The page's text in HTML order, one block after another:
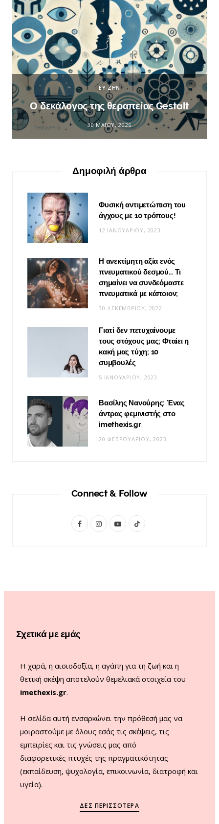
ΕΥ ΖΗΝ
Ο δεκάλογος της θεραπείας Gestalt
30 ΜΑΪ́ΟΥ, 2026
Δημοφιλή άρθρα
Φυσική αντιμετώπιση του
άγχους με 10 τρόπους!
12 ΙΑΝΟΥΑΡΊΟΥ, 2023
Η ανεκτίμητη αξία ενός
πνευματικού δεσμού… Τι
σημαίνει να συνδεόμαστε
πνευματικά με κάποιον;
30 ΔΕΚΕΜΒΡΊΟΥ, 2022
Γιατί δεν πετυχαίνουμε
τους στόχους μας; Φταίει η
κακή μας τύχη; 10
συμβουλές
5 ΙΑΝΟΥΑΡΊΟΥ, 2023
Βασίλης Νανούρης: Ένας
άντρας φεμινιστής στο
imethexis.gr
20 ΦΕΒΡΟΥΑΡΊΟΥ, 2023
Connect & Follow
F
b
I
a
Y
u
T
o
Σχετικά με εμάς
Η χαρά, η αισιοδοξία, η αγάπη για τη ζωή και η
θετική σκέψη αποτελούν θεμελιακά στοιχεία του
imethexis.gr.
H σελίδα αυτή ενσαρκώνει την πρόθεσή μας να
μοιραστούμε με όλους εσάς τις σκέψεις, τις
εμπειρίες και τις γνώσεις μας από
διαφορετικές πτυχές της πραγματικότητας
(εκπαίδευση, ψυχολογία, επικοινωνία, διατροφή και
υγεία).
ΔΕΣ ΠΕΡΙΣΣΌΤΕΡΑ